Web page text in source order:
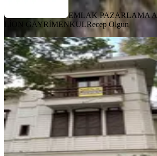
EMLAK PAZARLAMA
LİON GAYRİMENKULRecep Olgun
MANZARALI
Yeşilköy Satılık 3+1
Tarihi Köşk
İstanbul, Bakırköy
3+1·200 m²·15.06.2026
26.500.000 ₺
SEÇKİN EMLAK